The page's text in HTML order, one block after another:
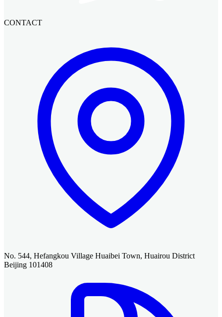
CONTACT
No. 544, Hefangkou Village Huaibei Town, Huairou District
Beijing 101408